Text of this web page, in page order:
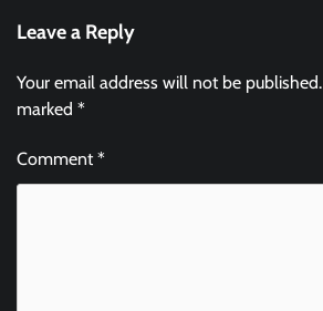
Leave a Reply
Your email address will not be published.
marked *
Comment*